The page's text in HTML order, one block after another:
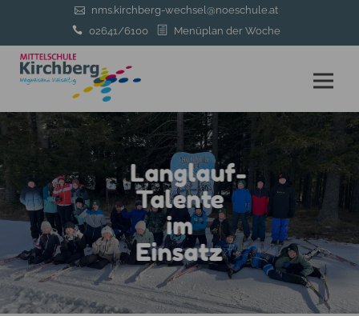
nms.kirchberg-wechsel@noeschule.at
02641/6100
Menüplan der Woche
Langlauf-
Talente
im
Einsatz